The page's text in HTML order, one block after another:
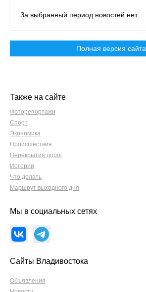
За выбранный период новостей нет.
Полная версия сайта
Также на сайте
Фоторепортажи
Спорт
Экономика
Происшествия
Перекрытия дорог
Истории
Что делать
Маршрут выходного дня
Мы в социальных сетях
Сайты Владивостока
Объявления